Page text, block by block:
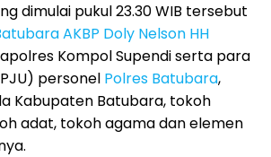
dimulai pukul 23.30 WIB tersebut
AKBP Doly Nelson HH
Kompol Supendi serta para
personel Polres Batubara,
Kabupaten Batubara, tokoh
adat, tokoh agama dan elemen